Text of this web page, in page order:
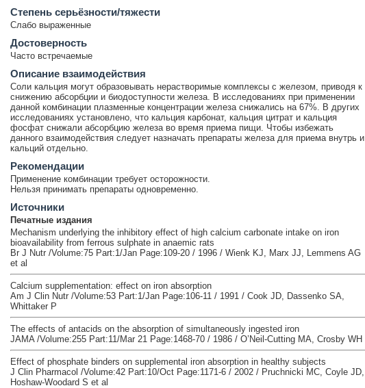
Cтепень серьёзности/тяжести
Слабо выраженные
Достоверность
Часто встречаемые
Описание взаимодействия
Соли кальция могут образовывать нерастворимые комплексы с железом, приводя к
снижению абсорбции и биодоступности железа. В исследованиях при применении
данной комбинации плазменные концентрации железа снижались на 67%. В других
исследованиях установлено, что кальция карбонат, кальция цитрат и кальция
фосфат снижали абсорбцию железа во время приема пищи. Чтобы избежать
данного взаимодействия следует назначать препараты железа для приема внутрь и
кальций отдельно.
Рекомендации
Применение комбинации требует осторожности.
Нельзя принимать препараты одновременно.
Источники
Печатные издания
Mechanism underlying the inhibitory effect of high calcium carbonate intake on iron
bioavailability from ferrous sulphate in anaemic rats
Br J Nutr /Volume:75 Part:1/Jan Page:109-20 / 1996 / Wienk KJ, Marx JJ, Lemmens AG
et al
Calcium supplementation: effect on iron absorption
Am J Clin Nutr /Volume:53 Part:1/Jan Page:106-11 / 1991 / Cook JD, Dassenko SA,
Whittaker P
The effects of antacids on the absorption of simultaneously ingested iron
JAMA /Volume:255 Part:11/Mar 21 Page:1468-70 / 1986 / O’Neil-Cutting MA, Crosby WH
Effect of phosphate binders on supplemental iron absorption in healthy subjects
J Clin Pharmacol /Volume:42 Part:10/Oct Page:1171-6 / 2002 / Pruchnicki MC, Coyle JD,
Hoshaw-Woodard S et al